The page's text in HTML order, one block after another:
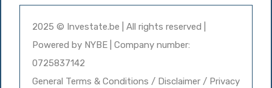
2025 © Investate.be | All rights reserved |
Powered by NYBE | Company number:
0725837142
General Terms & Conditions / Disclaimer / Privacy